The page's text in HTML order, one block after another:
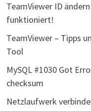
TeamViewer ID
funktioniert!
TeamViewer – Tipps
Tool
MySQL #1030 Got
checksum
Netzlaufwerk